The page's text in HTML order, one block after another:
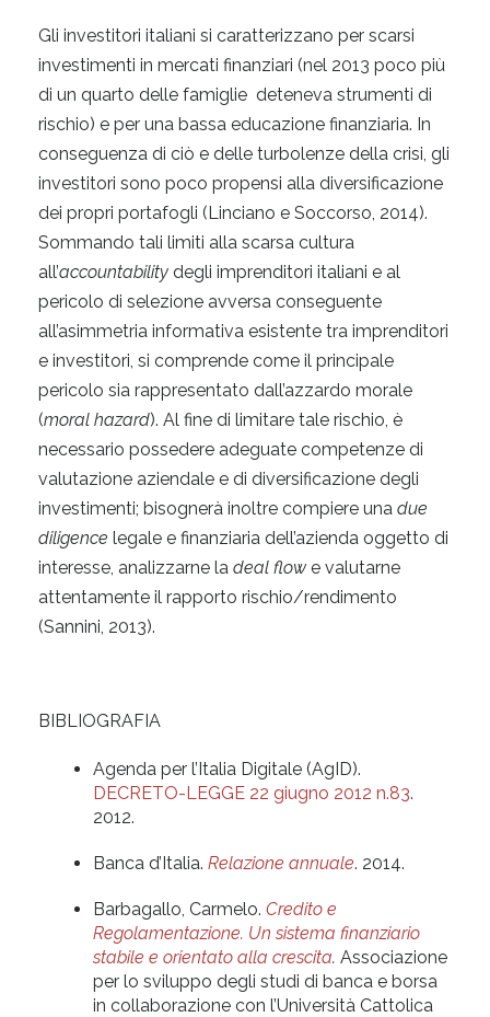
Gli investitori italiani si caratterizzano per scarsi
investimenti in mercati finanziari (nel 2013 poco più
di un quarto delle famiglie deteneva strumenti di
rischio) e per una bassa educazione finanziaria. In
conseguenza di ciò e delle turbolenze della crisi, gli
investitori sono poco propensi alla diversificazione
dei propri portafogli (Linciano e Soccorso, 2014).
Sommando tali limiti alla scarsa cultura
all’accountability degli imprenditori italiani e al
pericolo di selezione avversa conseguente
all’asimmetria informativa esistente tra imprenditori
e investitori, si comprende come il principale
pericolo sia rappresentato dall’azzardo morale
(moral hazard). Al fine di limitare tale rischio, è
necessario possedere adeguate competenze di
valutazione aziendale e di diversificazione degli
investimenti; bisognerà inoltre compiere una due
diligence legale e finanziaria dell’azienda oggetto di
interesse, analizzarne la deal flow e valutarne
attentamente il rapporto rischio/rendimento
(Sannini, 2013).
BIBLIOGRAFIA
Agenda per l’Italia Digitale (AgID).
DECRETO-LEGGE 22 giugno 2012 n.83.
2012.
Banca d’Italia. Relazione annuale. 2014.
Barbagallo, Carmelo. Credito e
Regolamentazione. Un sistema finanziario
stabile e orientato alla crescita. Associazione
per lo sviluppo degli studi di banca e borsa
in collaborazione con l’Università Cattolica